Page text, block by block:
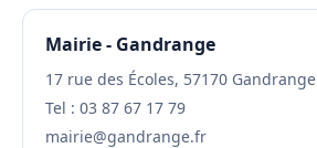
Mairie - Gandrange
17 rue des Écoles, 57170 Gandrange
Tel : 03 87 67 17 79
mairie@gandrange.fr